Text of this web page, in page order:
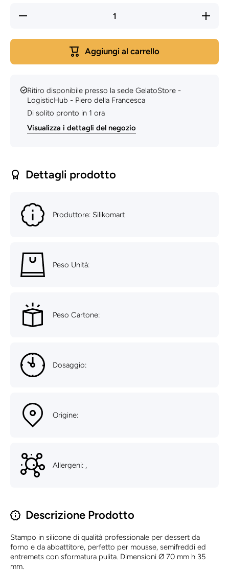
Diminuisci
35 MM
Aumenta
quantità
Aggiungi al carrello
Ritiro disponibile presso la sedeGelatoStore -
LogisticHub - Piero della Francesca
Di solito pronto in 1 ora
Visualizza i dettagli del negozio
Dettagli prodotto
Produttore: Silikomart
Peso Unità:
Peso Cartone:
Dosaggio:
Origine:
Allergeni: ,
Descrizione Prodotto
Stampo in silicone di qualità professionale per dessert da
forno e da abbattitore, perfetto per mousse, semifreddi ed
entremets con sformatura pulita. Dimensioni Ø 70 mm h 35
mm.